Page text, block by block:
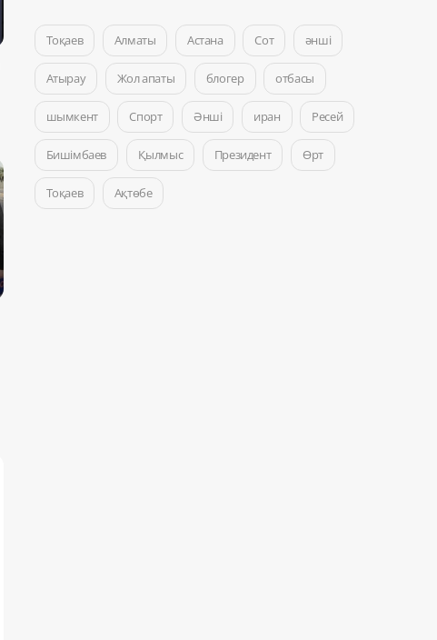
Тоқаев Алматы Астана Сот әнші
Атырау Жол апаты блогер отбасы
шымкент Спорт Әнші иран Ресей
Бишімбаев Қылмыс Президент Өрт
Тоқаев Ақтөбе